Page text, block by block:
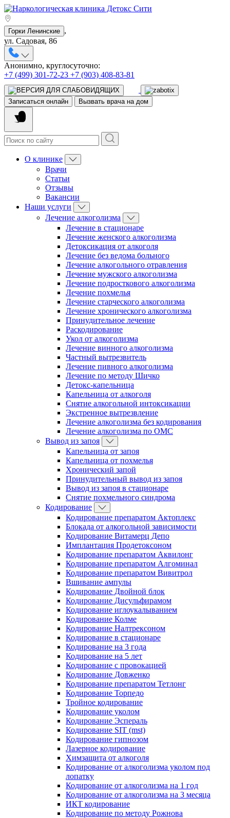
Горки Ленинские ,
ул. Садовая, 86
Анонимно, круглосуточно:
+7 (499) 301-72-23 +7 (903) 408-83-81
Записаться онлайн Вызвать врача на дом
О клинике
Врачи
Статьи
Отзывы
Вакансии
Наши услуги
Лечение алкоголизма
Лечение в стационаре
Лечение женского алкоголизма
Детоксикация от алкоголя
Лечение без ведома больного
Лечение алкогольного отравления
Лечение мужского алкоголизма
Лечение подросткового алкоголизма
Лечение похмелья
Лечение старческого алкоголизма
Лечение хронического алкоголизма
Принудительное лечение
Раскодирование
Укол от алкоголизма
Лечение винного алкоголизма
Частный вытрезвитель
Лечение пивного алкоголизма
Лечение по методу Шичко
Детокс-капельница
Капельница от алкоголя
Снятие алкогольной интоксикации
Экстренное вытрезвление
Лечение алкоголизма без кодирования
Лечение алкоголизма по ОМС
Вывод из запоя
Капельница от запоя
Капельница от похмелья
Хронический запой
Принудительный вывод из запоя
Вывод из запоя в стационаре
Снятие похмельного синдрома
Кодирование
Кодирование препаратом Актоплекс
Блокада от алкогольной зависимости
Кодирование Витамерц Депо
Имплантация Продетоксоном
Кодирование препаратом Аквилонг
Кодирование препаратом Алгоминал
Кодирование препаратом Вивитрол
Вшивание ампулы
Кодирование Двойной блок
Кодирование Дисульфирамом
Кодирование иглоукалыванием
Кодирование Колме
Кодирование Налтрексоном
Кодирование в стационаре
Кодирование на 3 года
Кодирование на 5 лет
Кодирование с провокацией
Кодирование Довженко
Кодирование препаратом Тетлонг
Кодирование Торпедо
Тройное кодирование
Кодирование уколом
Кодирование Эспераль
Кодирование SIT (mst)
Кодирование гипнозом
Лазерное кодирование
Химзащита от алкоголя
Кодирование от алкоголизма уколом под
лопатку
Кодирование от алкоголизма на 1 год
Кодирование от алкоголизма на 3 месяца
ИКТ кодирование
Кодирование по методу Рожнова